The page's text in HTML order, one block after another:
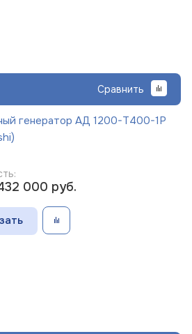
Сравнить
генератор АД 1200-Т400-1Р
000 руб.